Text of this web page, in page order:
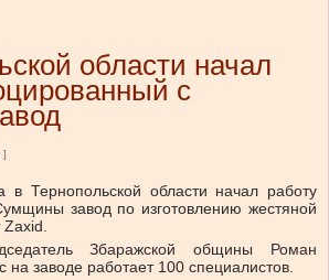
области начал
с
в Тернопольской области начал работу
завод по изготовлению жестяной
Zaxid.
Збаражской общины Роман
на заводе работает 100 специалистов.